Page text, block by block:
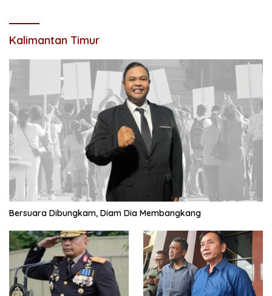
Kalimantan Timur
Bersuara Dibungkam, Diam Dia Membangkang